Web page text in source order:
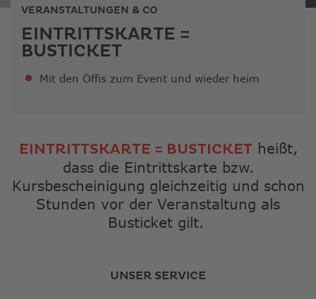
und
VERANSTALTUNGEN & CO
EINTRITTSKARTE =
BUSTICKET
Mit den Öffis zum Event und wieder heim
EINTRITTSKARTE = BUSTICKET heißt,
dass die Eintrittskarte bzw.
Kursbescheinigung gleichzeitig und schon
Stunden vor der Veranstaltung als
Busticket gilt.
UNSER SERVICE